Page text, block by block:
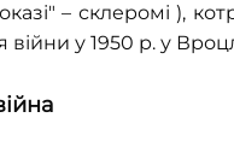
– склеромі ),
у 1950 р. у